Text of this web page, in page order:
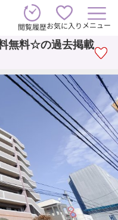
閲覧履歴お気に入り メニュー
無料☆の過去掲載